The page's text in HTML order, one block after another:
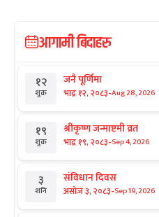
आगामी बिदाहरु
१२
शुक्र
जनै पूर्णिमा
भाद्र १२, २०८३-Aug 28, 2026
१९
शुक्र
श्रीकृष्ण जन्माष्टमी व्रत
भाद्र १९, २०८३-Sep 4, 2026
३
शनि
संविधान दिवस
असोज ३, २०८३-Sep 19, 2026